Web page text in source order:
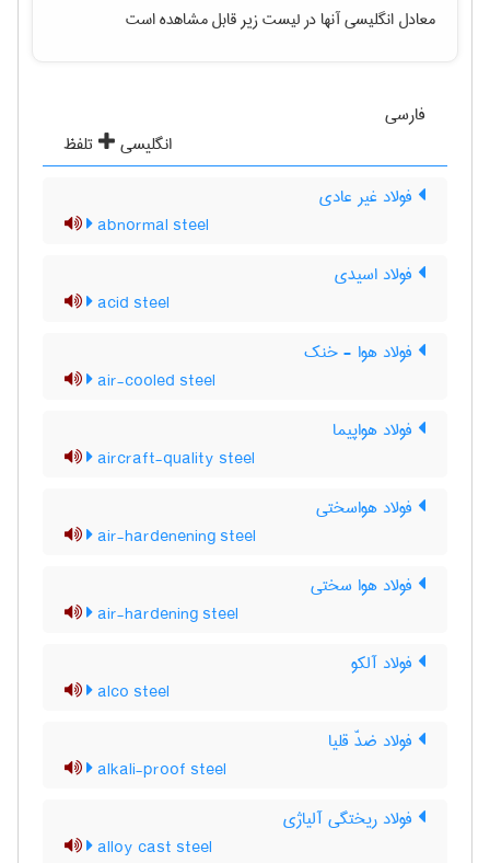
معادل انگلیسی آنها در لیست زیر قابل مشاهده است
فارسی
انگلیسی
تلفظ
فولاد غیر عادی
abnormal steel
فولاد اسیدی
acid steel
فولاد هوا - خنک
air-cooled steel
فولاد هواپیما
aircraft-quality steel
فولاد هواسختی
air-hardenening steel
فولاد هوا سختی
air-hardening steel
فولاد آلکو
alco steel
فولاد ضدّ قلیا
alkali-proof steel
فولاد ریختگی آلیاژی
alloy cast steel